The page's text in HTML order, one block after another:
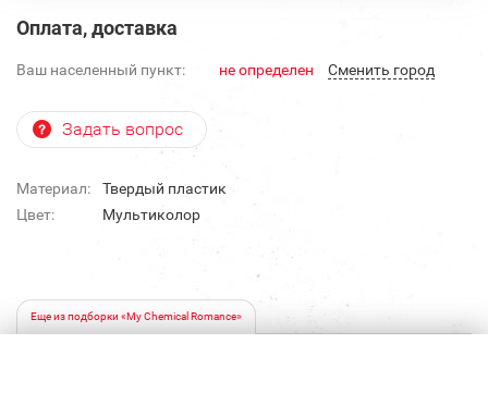
Оплата, доставка
Ваш населенный пункт: не определен Cменить город
Задать вопрос
Материал:
Твердый пластик
Цвет:
Мультиколор
Еще из подборки «My Chemical Romance»